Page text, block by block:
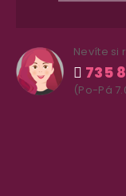
Nevíte si
735
(Po-Pá